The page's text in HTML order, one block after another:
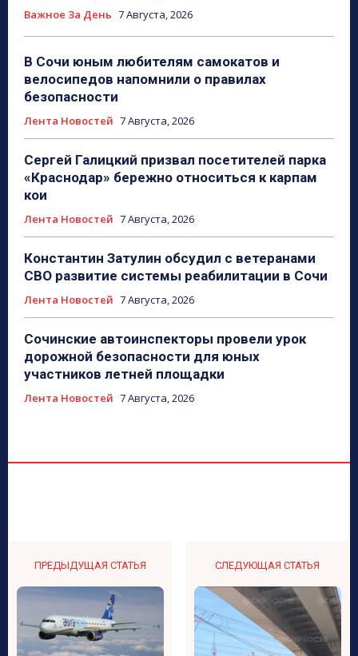
Важное За День 7 Августа, 2026
В Сочи юным любителям самокатов и
велосипедов напомнили о правилах
безопасности
Лента Новостей 7 Августа, 2026
Сергей Галицкий призвал посетителей парка
«Краснодар» бережно относиться к карпам
кои
Лента Новостей 7 Августа, 2026
Константин Затулин обсудил с ветеранами
СВО развитие системы реабилитации в Сочи
Лента Новостей 7 Августа, 2026
Сочинские автоинспекторы провели урок
дорожной безопасности для юных
участников летней площадки
Лента Новостей 7 Августа, 2026
ПРЕДЫДУЩАЯ СТАТЬЯ СЛЕДУЮЩАЯ СТАТЬЯ